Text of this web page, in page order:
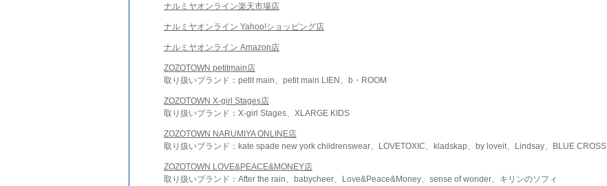
ナルミヤオンライン楽天市場店
ナルミヤオンライン Yahoo!ショッピング店
ナルミヤオンライン Amazon店
ZOZOTOWN petitmain店
取り扱いブランド：petit main、petit main LIEN、b・ROOM
ZOZOTOWN X-girl Stages店
取り扱いブランド：X-girl Stages、XLARGE KIDS
ZOZOTOWN NARUMIYA ONLINE店
取り扱いブランド：kate spade new york childrenswear、LOVETOXIC、kladskap、by loveit、Lindsay、BLUE CROSS
ZOZOTOWN LOVE&PEACE&MONEY店
取り扱いブランド：After the rain、babycheer、Love&Peace&Money、sense of wonder、キリンのソフィ